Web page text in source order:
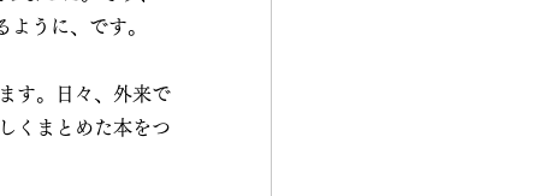
うに、です。
す。日々、外来で
くまとめた本をつ